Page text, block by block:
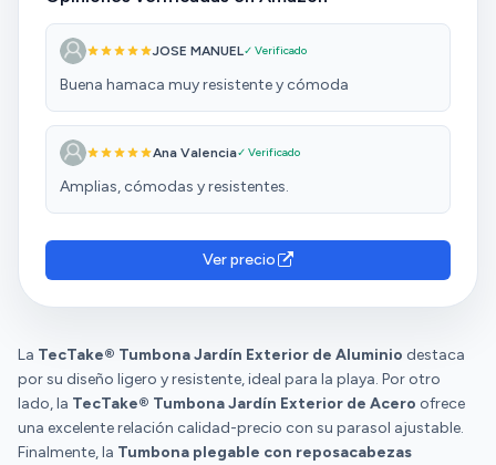
JOSE MANUEL✓ Verificado
Buena hamaca muy resistente y cómoda
Ana Valencia✓ Verificado
Amplias, cómodas y resistentes.
Ver precio
La TecTake® Tumbona Jardín Exterior de Aluminio destaca
por su diseño ligero y resistente, ideal para la playa. Por otro
lado, la TecTake® Tumbona Jardín Exterior de Acero ofrece
una excelente relación calidad-precio con su parasol ajustable.
Finalmente, la Tumbona plegable con reposacabezas